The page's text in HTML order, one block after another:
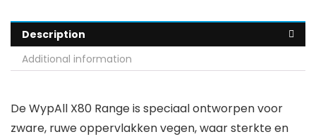
Description
Additional information
De WypAll X80 Range is speciaal ontworpen voor
zware, ruwe oppervlakken vegen, waar sterkte en